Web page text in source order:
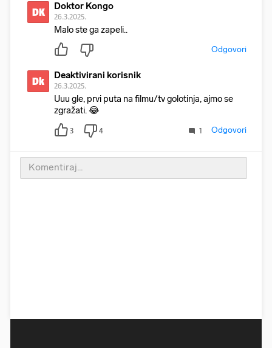
DK Doktor Kongo
26.3.2025.
Malo ste ga zapeli..
Odgovori
Dk Deaktivirani korisnik
26.3.2025.
Uuu gle, prvi puta na filmu/tv golotinja, ajmo se
zgražati. 😂
3 4 1 Odgovori